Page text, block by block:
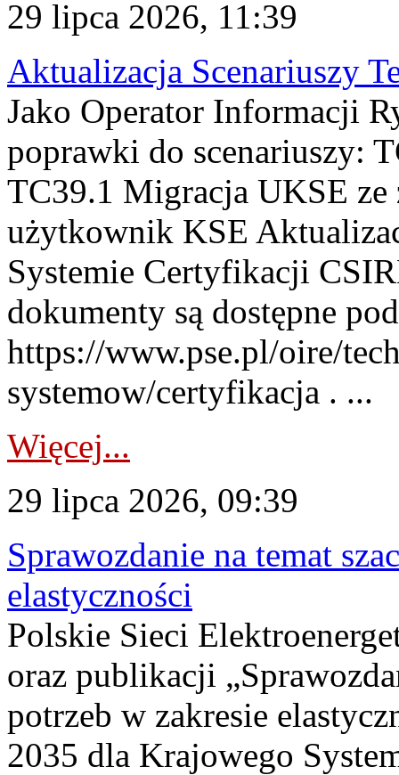
29 lipca 2026, 11:39
Aktualizacja Scenariuszy
Jako Operator Informacji
poprawki do scenariuszy:
TC39.1 Migracja UKSE
użytkownik KSE
Systemie Certyfikacji
dokumenty są dostępne
https://www.pse.pl/oire/
systemow/certyfikacja . ...
Więcej...
29 lipca 2026, 09:39
Sprawozdanie na temat
elastyczności
Polskie Sieci
oraz publikacji
potrzeb w zakresie
2035 dla Krajowego